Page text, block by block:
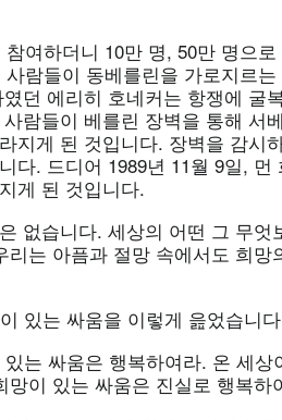
여하더니 10만 명, 50만 명으
람들이 동베를린을 가로지르
던 에리히 호네커는 항쟁에 굴
람들이 베를린 장벽을 통해 서
지게 된 것입니다. 장벽을 감시
다. 드디어 1989년 11월 9일, 먼
게 된 것입니다.
없습니다. 세상의 어떤 그 무엇
는 아픔과 절망 속에서도 희망
있는 싸움을 이렇게 읊었습니
는 싸움은 행복하여라. 온 세상
이 있는 싸움은 진실로 행복하